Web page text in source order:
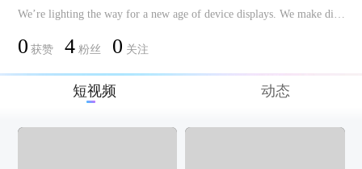
We’re lighting the way for a new age of device displays. We make displays that are efficient, effective, and safe for all. Contact us at info@azumotech.com
0 获赞 4 粉丝 0 关注
短视频 动态